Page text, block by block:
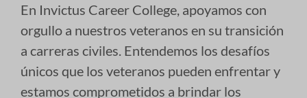
En Invictus Career College, apoyamos con
orgullo a nuestros veteranos en su transición
a carreras civiles. Entendemos los desafíos
únicos que los veteranos pueden enfrentar y
estamos comprometidos a brindar los